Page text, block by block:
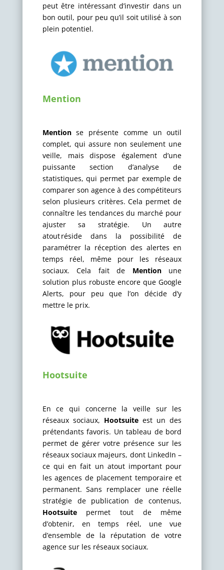
peut être intéressant d’investir dans un
bon outil, pour peu qu’il soit utilisé à son
plein potentiel.
Mention
Mentionse présente comme un outil
complet, qui assure non seulement une
veille, mais dispose également d’une
puissante section d’analyse de
statistiques, qui permet par exemple de
comparer son agence à des compétiteurs
selon plusieurs critères. Cela permet de
connaître les tendances du marché pour
ajuster sa stratégie. Un autre
atout réside dans la possibilité de
paramétrer la réception des alertes en
temps réel, même pour les réseaux
sociaux. Cela fait de Mentionune
solution plus robuste encore que Google
Alerts, pour peu que l’on décide d’y
mettre le prix.
Hootsuite
En ce qui concerne la veille sur les
réseaux sociaux, Hootsuiteest un des
prétendants favoris. Un tableau de bord
permet de gérer votre présence sur les
réseaux sociaux majeurs, dont LinkedIn –
ce qui en fait un atout important pour
les agences de placement temporaire et
permanent. Sans remplacer une réelle
stratégie de publication de contenus,
Hootsuitepermet tout de même
d’obtenir, en temps réel, une vue
d’ensemble de la réputation de votre
agence sur les réseaux sociaux.